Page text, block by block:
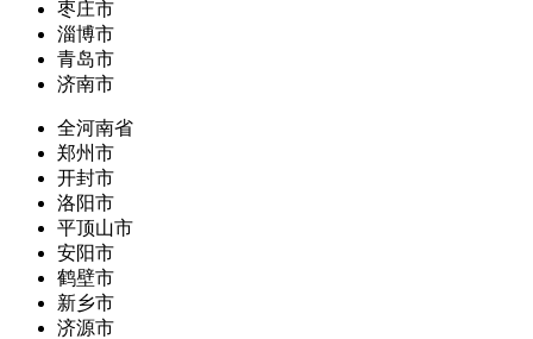
枣庄市
淄博市
青岛市
济南市
全河南省
郑州市
开封市
洛阳市
平顶山市
安阳市
鹤壁市
新乡市
济源市